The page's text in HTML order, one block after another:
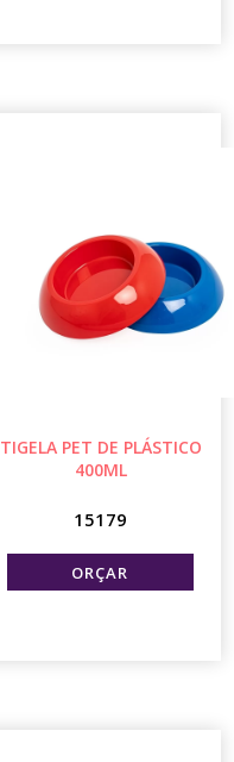
TIGELA PET DE PLÁSTICO
400ML
15179